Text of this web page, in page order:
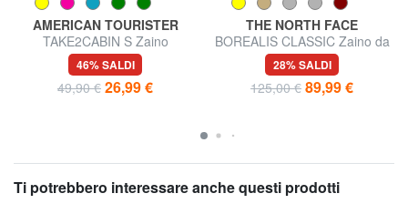
AMERICAN TOURISTER
TAKE2CABIN S Zaino
underseater ok Ryanair
46% SALDI
49,90 € 26,99 €
THE NORTH FACE
BOREALIS CLASSIC Zaino da
29 L
28% SALDI
125,00 € 89,99 €
Ti potrebbero interessare anche questi prodotti